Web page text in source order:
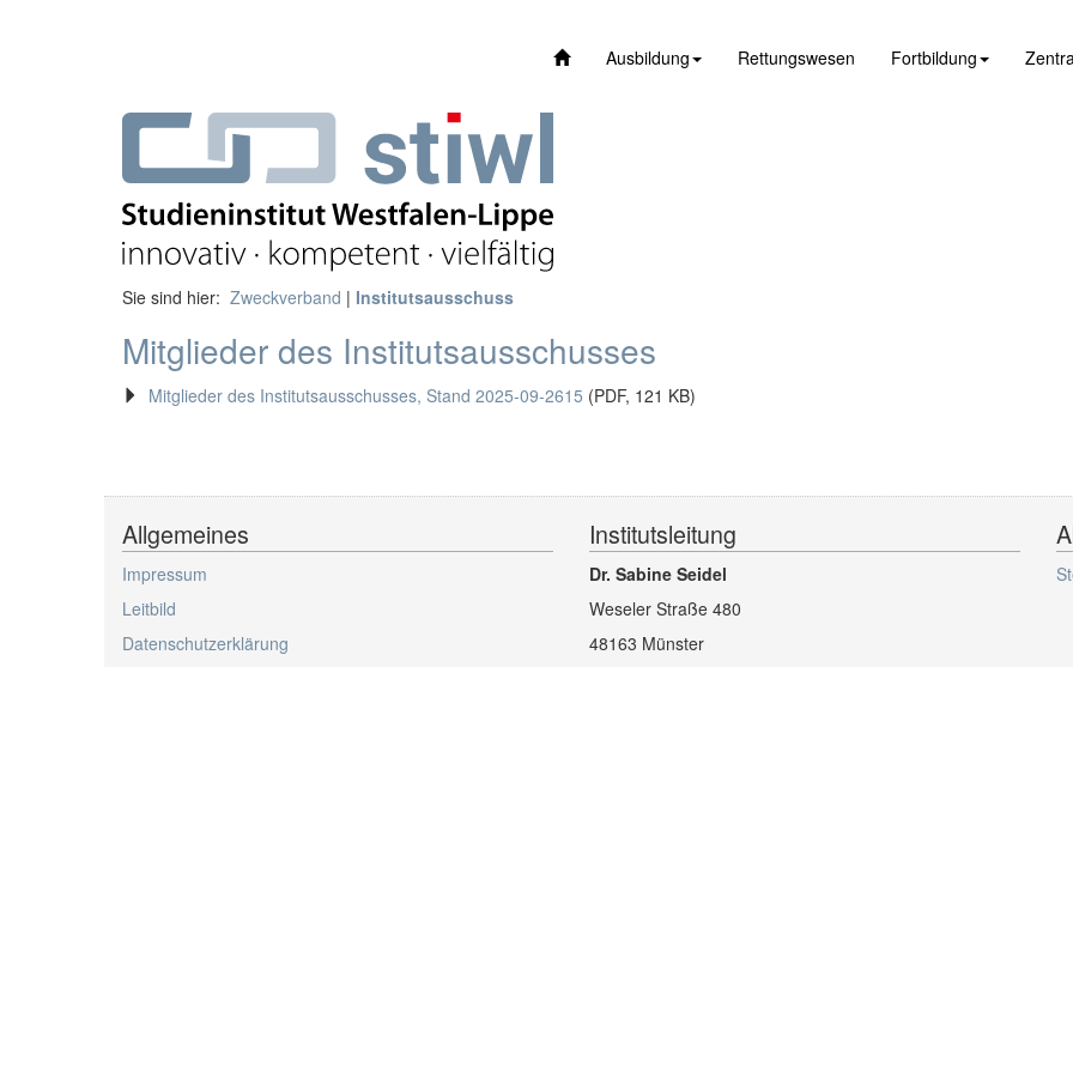
Ausbildung Rettungswesen Fortbildung
Sie sind hier: Zweckverband | Institutsausschuss
Mitglieder des Institutsausschusses
Mitglieder des Institutsausschusses, Stand 2025-09-2615 (PDF, 121 KB)
Allgemeines
Impressum
Leitbild
Datenschutzerklärung
Institutsleitung
Dr. Sabine Seidel
Weseler Straße 480
48163 Münster